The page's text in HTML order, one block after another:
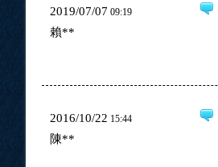
2019/07/07 09:19
賴**
2016/10/22 15:44
陳**